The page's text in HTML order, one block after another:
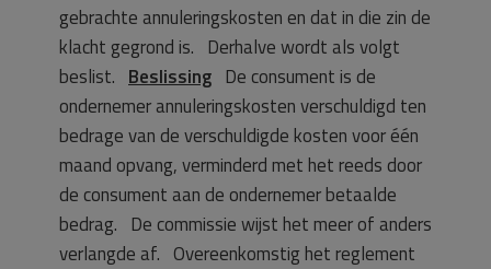
gebrachte annuleringskosten en dat in die zin de
klacht gegrond is. Derhalve wordt als volgt
beslist. Beslissing De consument is de
ondernemer annuleringskosten verschuldigd ten
bedrage van de verschuldigde kosten voor één
maand opvang, verminderd met het reeds door
de consument aan de ondernemer betaalde
bedrag. De commissie wijst het meer of anders
verlangde af. Overeenkomstig het reglement